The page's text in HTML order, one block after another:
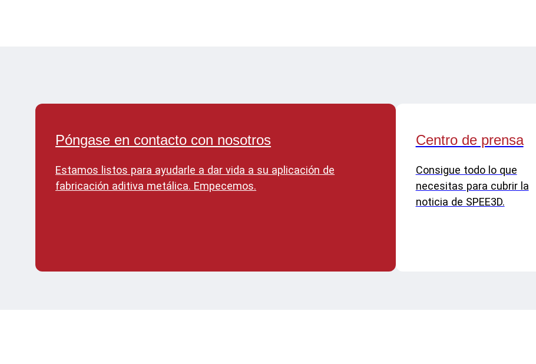
Póngase en contacto con nosotros
Estamos listos para ayudarle a dar vida a su aplicación de
fabricación aditiva metálica. Empecemos.
Centro de prensa
Consigue todo lo que
necesitas para cubrir la
noticia de SPEE3D.